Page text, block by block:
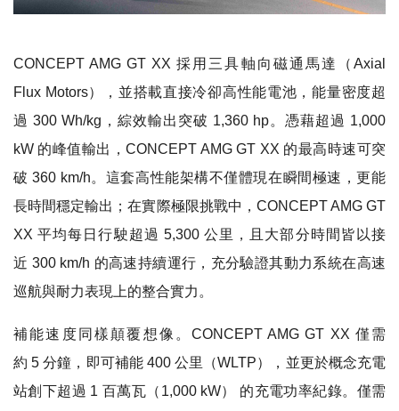
CONCEPT AMG GT XX 採用三具軸向磁通馬達（Axial
Flux Motors），並搭載直接冷卻高性能電池，能量密度超
過 300 Wh/kg，綜效輸出突破 1,360 hp。憑藉超過 1,000
kW 的峰值輸出，CONCEPT AMG GT XX 的最高時速可突
破 360 km/h。這套高性能架構不僅體現在瞬間極速，更能
長時間穩定輸出；在實際極限挑戰中，CONCEPT AMG GT
XX 平均每日行駛超過 5,300 公里，且大部分時間皆以接
近 300 km/h 的高速持續運行，充分驗證其動力系統在高速
巡航與耐力表現上的整合實力。
補能速度同樣顛覆想像。CONCEPT AMG GT XX 僅需
約 5 分鐘，即可補能 400 公里（WLTP），並更於概念充電
站創下超過 1 百萬瓦（1,000 kW） 的充電功率紀錄。僅需